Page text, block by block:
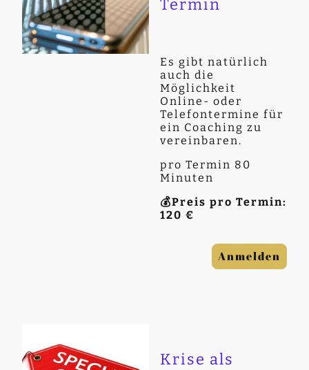
Termin
Es gibt natürlich
auch die
Möglichkeit
Online- oder
Telefontermine für
ein Coaching zu
vereinbaren.
pro Termin 80
Minuten
💰Preis pro Termin:
120 €
Anmelden
Krise als